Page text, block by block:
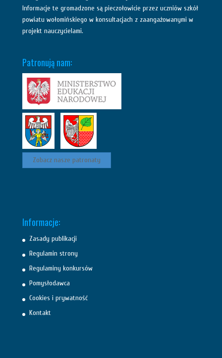
Informacje te gromadzone są pieczołowicie przez uczniów szkół
powiatu wołomińskiego w konsultacjach z zaangażowanymi w
projekt nauczycielami.
Patronują nam:
Zobacz nasze patronaty
Informacje:
Zasady publikacji
Regulamin strony
Regulaminy konkursów
Pomysłodawca
Cookies i prywatność
Kontakt